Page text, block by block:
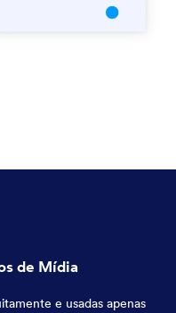
de Mídia
e usadas apenas